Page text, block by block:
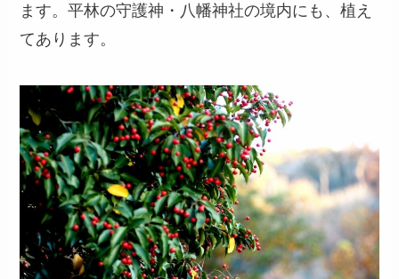
ます。平林の守護神・八幡神社の境内にも、植え
てあります。